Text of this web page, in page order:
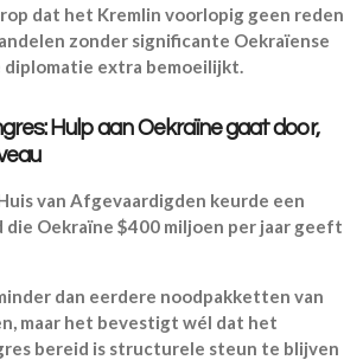
dat het Kremlin voorlopig geen reden
zonder significante Oekraïense
diplomatie extra bemoeilijkt.
Hulp aan Oekraïne gaat door,
van Afgevaardigden keurde een
Oekraïne $400 miljoen per jaar geeft
dan eerdere noodpakketten van
maar het bevestigt wél dat het
bereid is structurele steun te blijven